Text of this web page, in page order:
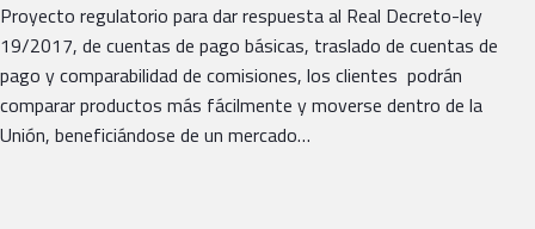
Proyecto regulatorio para dar respuesta al Real Decreto-ley
19/2017, de cuentas de pago básicas, traslado de cuentas de
pago y comparabilidad de comisiones, los clientes podrán
comparar productos más fácilmente y moverse dentro de la
Unión, beneficiándose de un mercado…